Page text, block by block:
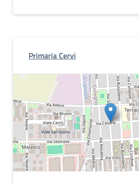
Primaria Cervi